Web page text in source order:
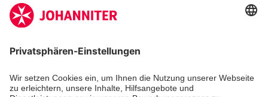
Zertifizierung der Johanniter-Unfall-Hilfe e.V.